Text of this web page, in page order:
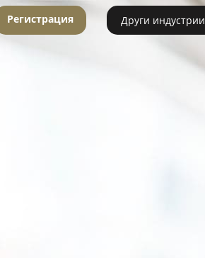
Регистрация Други индустрии